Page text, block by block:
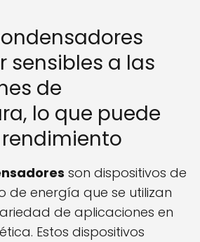
sensibles a las
de
lo que puede
son dispositivos de
de energía que se utilizan
de aplicaciones en
Estos dispositivos